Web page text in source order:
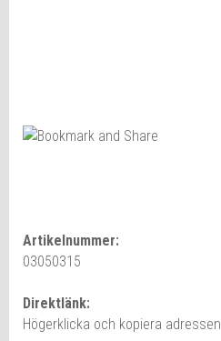
Artikelnummer:
03050315
Direktlänk:
Högerklicka och kopiera adressen